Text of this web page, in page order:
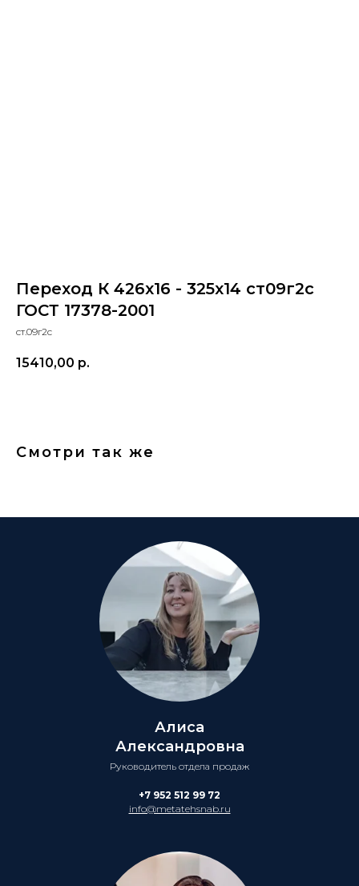
Переход К 426x16 - 325x14 ст09г2с
ГОСТ 17378-2001
ст.09г2с
15410,00 р.
Смотри так же
Алиса
Александровна
Руководитель отдела продаж
+7 952 512 99 72
info@metatehsnab.ru